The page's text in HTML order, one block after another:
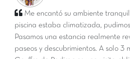
Me encantó su ambiente
piscina estaba climatizada,
Pasamos una estancia realmente
paseos y descubrimientos. A solo 3